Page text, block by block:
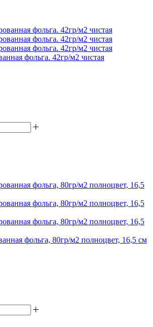
фольга. 42гр/м2 чистая
фольга, 80гр/м2 полноцвет, 16,5 см